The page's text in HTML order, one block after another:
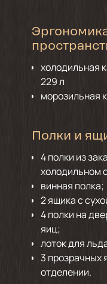
холодильная
229 л
морозильная
Полки и
4 полки из
холодильном
винная полка;
2 ящика с
4 полки на
яиц;
лоток для
3 прозрачных
отделении.